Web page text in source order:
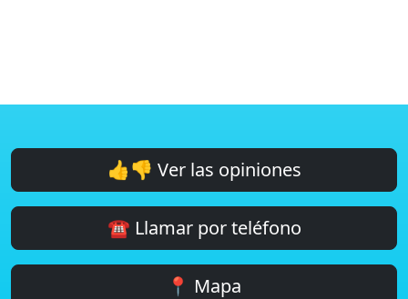
👍👎 Ver las opiniones
☎️ Llamar por teléfono
📍 Mapa